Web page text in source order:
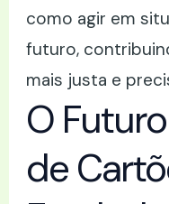
como agir em
futuro,
mais justa e
O
de